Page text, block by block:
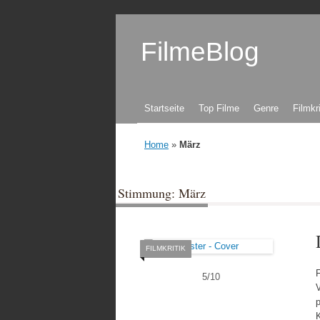
FilmeBlog
Zum Inhalt springen
Startseite Top Filme Genre
Home » März
Stimmung: März
5/10
FILMKRITIK